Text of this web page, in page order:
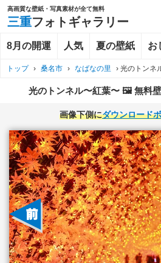
高画質な壁紙・写真素材が全て無料
三重フォトギャラリー
8月の開運 人気 夏の壁紙 お
トップ › 桑名市 › なばなの里 › 光のトンネ
光のトンネル〜紅葉〜 🖼️ 無料
画像下側にダウンロード